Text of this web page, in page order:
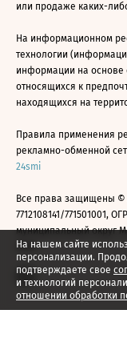
На нашем сайте
персонализации.
подтверждаете свое
и технологий
отношении обработки
или продаже каких-
На информационном
технологии
информации на основе
относящихся к
находящихся на
Правила применения
рекламно-обменной
24smi
Все права защищены
7712108141/771501001,
муниципальный округ
2026